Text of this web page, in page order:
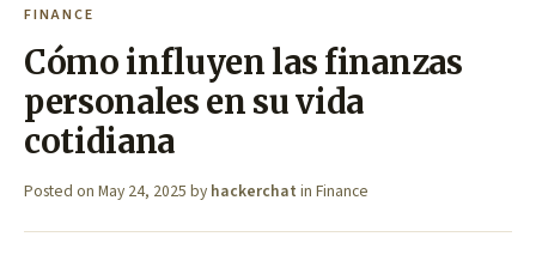
FINANCE
Cómo influyen las finanzas
personales en su vida
cotidiana
Posted on May 24, 2025 by hackerchat in Finance